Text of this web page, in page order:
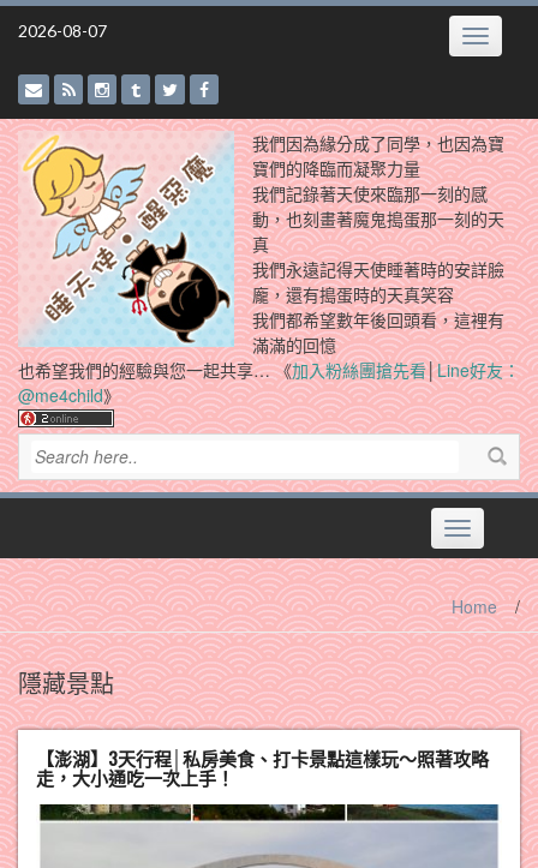
Skip
2026-08-07 Toggle
我們因為緣分成了同學，也因為寶
寶們的降臨而凝聚力量
我們記錄著天使來臨那一刻的感
動，也刻畫著魔鬼搗蛋那一刻的天
真
我們永遠記得天使睡著時的安詳臉
龐，還有搗蛋時的天真笑容
我們都希望數年後回頭看，這裡有
滿滿的回憶
也希望我們的經驗與您一起共享… 《加入粉絲團搶先看│Line好友：
@me4child》
Toggle
navigation
Home /
隱藏景點
【澎湖】3天行程│私房美食、打卡景點這樣玩～照著攻略
走，大小通吃一次上手！